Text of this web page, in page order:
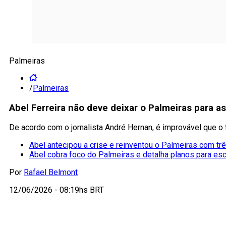
Palmeiras
/Palmeiras
Abel Ferreira não deve deixar o Palmeiras para
De acordo com o jornalista André Hernan, é improvável que
Abel antecipou a crise e reinventou o Palmeiras com
Abel cobra foco do Palmeiras e detalha planos para
Por Rafael Belmont
12/06/2026 - 08:19hs BRT